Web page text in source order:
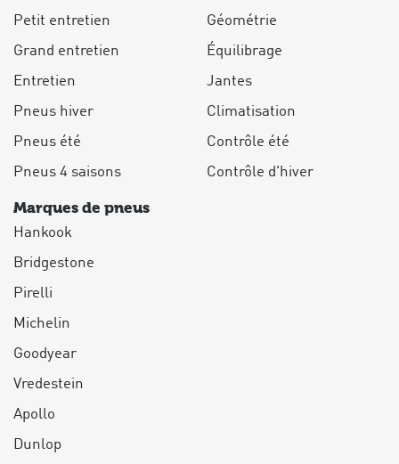
Petit entretien
Grand entretien
Entretien
Pneus hiver
Pneus été
Pneus 4 saisons
Géométrie
Équilibrage
Jantes
Climatisation
Contrôle été
Contrôle d'hiver
Marques de pneus
Hankook
Bridgestone
Pirelli
Michelin
Goodyear
Vredestein
Apollo
Dunlop